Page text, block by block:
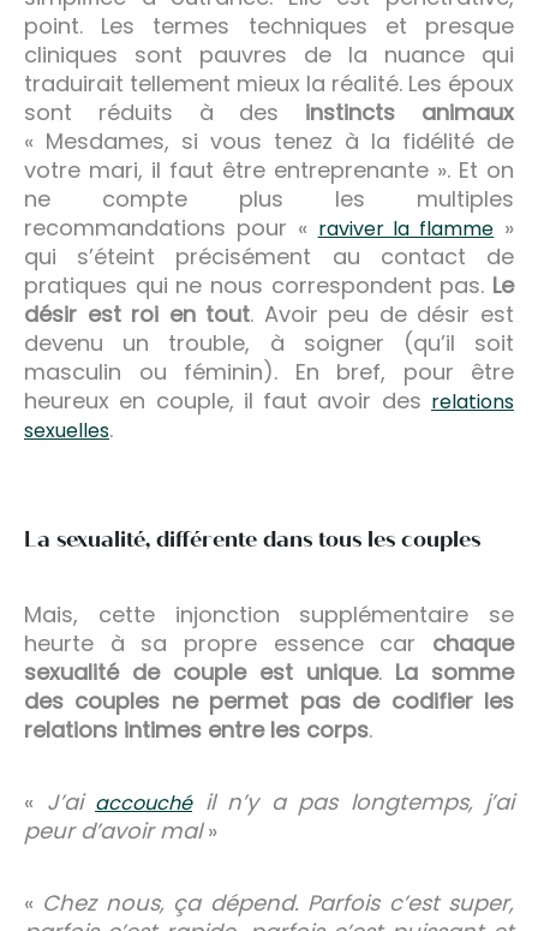
point. Les termes techniques et presque
cliniques sont pauvres de la nuance qui
traduirait tellement mieux la réalité. Les époux
sont réduits à des instincts animaux
« Mesdames, si vous tenez à la fidélité de
votre mari, il faut être entreprenante ». Et on
ne compte plus les multiples
recommandations pour « raviver la flamme »
qui s’éteint précisément au contact de
pratiques qui ne nous correspondent pas. Le
désir est roi en tout. Avoir peu de désir est
devenu un trouble, à soigner (qu’il soit
masculin ou féminin). En bref, pour être
heureux en couple, il faut avoir des relations
sexuelles.
La sexualité, différente dans tous les couples
Mais, cette injonction supplémentaire se
heurte à sa propre essence car chaque
sexualité de couple est unique. La somme
des couples ne permet pas de codifier les
relations intimes entre les corps.
« J’ai accouchéil n’y a pas longtemps, j’ai
peur d’avoir mal»
« Chez nous, ça dépend. Parfois c’est super,